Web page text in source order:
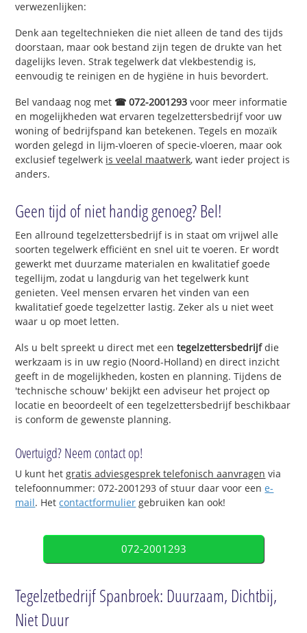
verwezenlijken:
Denk aan tegeltechnieken die niet alleen de tand des tijds
doorstaan, maar ook bestand zijn tegen de drukte van het
dagelijks leven. Strak tegelwerk dat vlekbestendig is,
eenvoudig te reinigen en de hygiëne in huis bevordert.
Bel vandaag nog met ☎ 072-2001293 voor meer informatie
en mogelijkheden wat ervaren tegelzettersbedrijf voor uw
woning of bedrijfspand kan betekenen. Tegels en mozaïk
worden gelegd in lijm-vloeren of specie-vloeren, maar ook
exclusief tegelwerk is veelal maatwerk, want ieder project is
anders.
Geen tijd of niet handig genoeg? Bel!
Een allround tegelzettersbedrijf is in staat om vrijwel alle
soorten tegelwerk efficiënt en snel uit te voeren. Er wordt
gewerkt met duurzame materialen en kwalitatief goede
tegellijm, zodat u langdurig van het tegelwerk kunt
genieten. Veel mensen ervaren het vinden van een
kwalitatief goede tegelzetter lastig. Zeker als u niet weet
waar u op moet letten.
Als u belt spreekt u direct met eentegelzettersbedrijfdie
werkzaam is in uw regio (Noord-Holland) en direct inzicht
geeft in de mogelijkheden, kosten en planning. Tijdens de
'technische schouw' bekijkt een adviseur het project op
locatie en beoordeelt of een tegelzettersbedrijf beschikbaar
is conform de gewenste planning.
Overtuigd? Neem contact op!
U kunt hetgratis adviesgesprek telefonisch aanvragen via
telefoonnummer: 072-2001293 of stuur daar voor eene-
mail. Hetcontactformulier gebruiken kan ook!
072-2001293
Tegelzetbedrijf Spanbroek: Duurzaam, Dichtbij,
Niet Duur